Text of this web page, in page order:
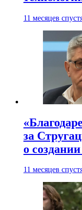
11 месяцев
за
о
11 месяцев